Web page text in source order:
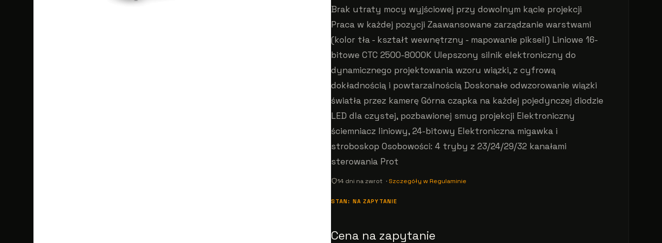
Brak utraty mocy wyjściowej przy dowolnym kącie projekcji
Praca w każdej pozycji Zaawansowane zarządzanie warstwami
(kolor tła - kształt wewnętrzny - mapowanie pikseli) Liniowe 16-
bitowe CTC 2500-8000K Ulepszony silnik elektroniczny do
dynamicznego projektowania wzoru wiązki, z cyfrową
dokładnością i powtarzalnością Doskonałe odwzorowanie wiązki
światła przez kamerę Górna czapka na każdej pojedynczej diodzie
LED dla czystej, pozbawionej smug projekcji Elektroniczny
ściemniacz liniowy, 24-bitowy Elektroniczna migawka i
stroboskop Osobowości: 4 tryby z 23/24/29/32 kanałami
sterowania Prot
14 dni na zwrot · Szczegóły w Regulaminie
STAN: NA ZAPYTANIE
Cena na zapytanie